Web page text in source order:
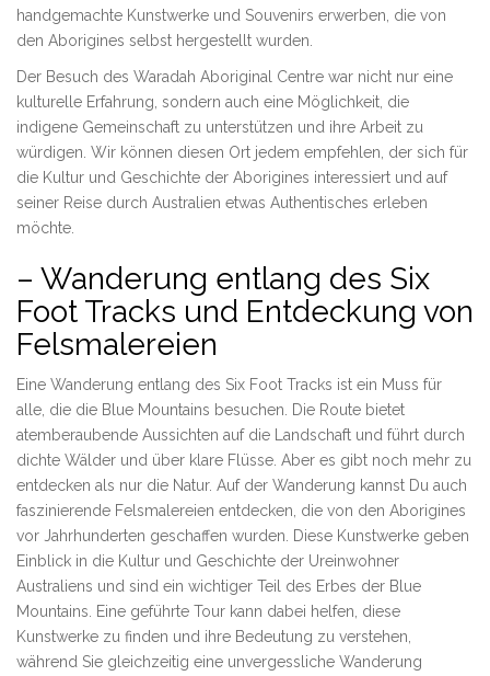
handgemachte Kunstwerke und Souvenirs erwerben, die von
den Aborigines selbst hergestellt wurden.
Der Besuch des Waradah Aboriginal Centre war nicht nur eine
kulturelle Erfahrung, sondern auch eine Möglichkeit, die
indigene Gemeinschaft zu unterstützen und ihre Arbeit zu
würdigen. Wir können diesen Ort jedem empfehlen, der sich für
die Kultur und Geschichte der Aborigines interessiert und auf
seiner Reise durch Australien etwas Authentisches erleben
möchte.
– Wanderung entlang des Six
Foot Tracks und Entdeckung von
Felsmalereien
Eine Wanderung entlang des Six Foot Tracks ist ein Muss für
alle, die die Blue Mountains besuchen. Die Route bietet
atemberaubende Aussichten auf die Landschaft und führt durch
dichte Wälder und über klare Flüsse. Aber es gibt noch mehr zu
entdecken als nur die Natur. Auf der Wanderung kannst Du auch
faszinierende Felsmalereien entdecken, die von den Aborigines
vor Jahrhunderten geschaffen wurden. Diese Kunstwerke geben
Einblick in die Kultur und Geschichte der Ureinwohner
Australiens und sind ein wichtiger Teil des Erbes der Blue
Mountains. Eine geführte Tour kann dabei helfen, diese
Kunstwerke zu finden und ihre Bedeutung zu verstehen,
während Sie gleichzeitig eine unvergessliche Wanderung